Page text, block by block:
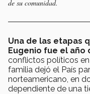
de su comunidad.
Una de las etapas
Eugenio fue el año
conflictos políticos
familia dejó el País
norteamericano, en
dependiente de una